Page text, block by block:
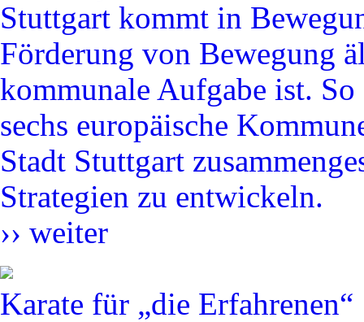
Stuttgart kommt in
Förderung von Bewegung
kommunale Aufgabe ist.
sechs europäische
Stadt Stuttgart
Strategien zu entwickeln.
›› weiter
Karate für „die Erfahrenen“